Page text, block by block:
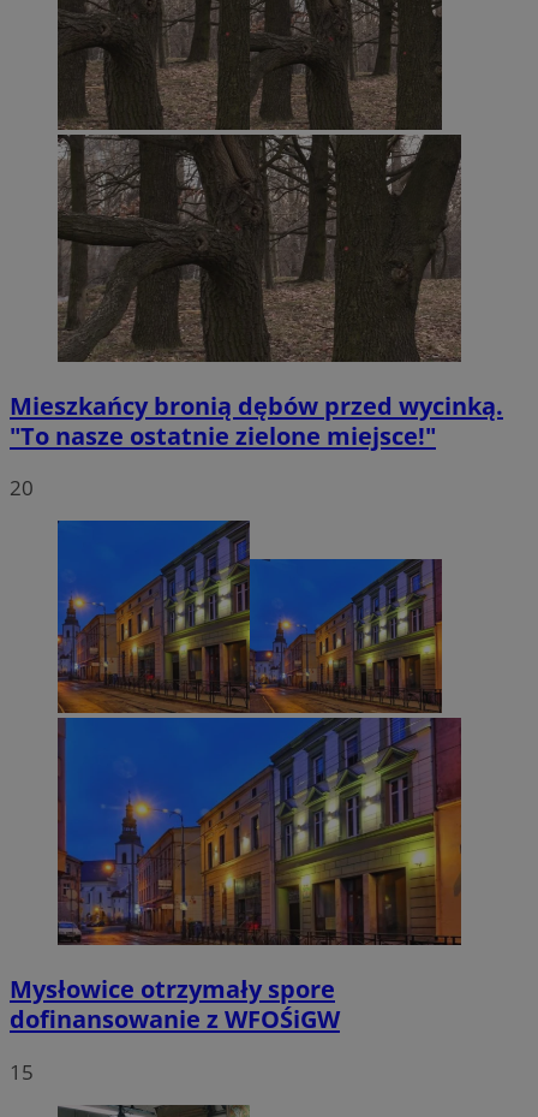
Mieszkańcy bronią dębów przed wycinką.
"To nasze ostatnie zielone miejsce!"
20
Mysłowice otrzymały spore
dofinansowanie z WFOŚiGW
15